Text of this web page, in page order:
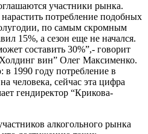
участники рынка.
потребление подобных
по самым скромным
15%, а сезон еще не начался.
составить 30%”,- говорит
вин” Олег Максименко.
в 1990 году потребление в
человека, сейчас эта цифра
гендиректор “Крикова-
алкогольного рынка